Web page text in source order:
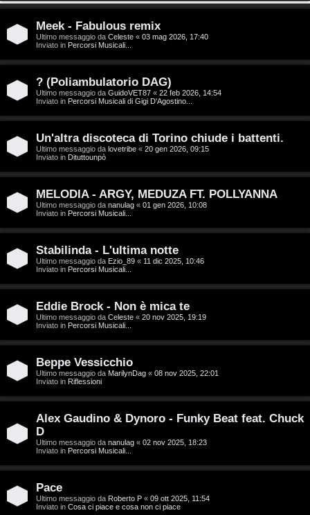
A
r
g
o
m
e
n
t
i
s
e
n
z
a
r
p
o
s
t
Meek - Fabulous remix
Ultimo messaggio da Celeste « 03 mag 2026, 17:40
Inviato in Percorsi Musicali...
? (Poliambulatorio DAG)
Ultimo messaggio da GuidoVET87 « 22 feb 2026, 14:54
Inviato in Percorsi Musicali di Gigi D'Agostino...
Un'altra discoteca di Torino chiude i battenti.
Ultimo messaggio da lovetribe « 20 gen 2026, 09:15
Inviato in Dituttounpò
MELODIA - ARGY, MEDUZA FT. POLLYANNA
Ultimo messaggio da nanulag « 01 gen 2026, 10:08
Inviato in Percorsi Musicali...
Stabilinda - L'ultima notte
Ultimo messaggio da Ezio_89 « 11 dic 2025, 10:46
Inviato in Percorsi Musicali...
Eddie Brock - Non è mica te
Ultimo messaggio da Celeste « 20 nov 2025, 19:19
Inviato in Percorsi Musicali...
Beppe Vessicchio
Ultimo messaggio da MarilynDag « 08 nov 2025, 22:01
Inviato in Riflessioni
Alex Gaudino & Dynoro - Funky Beat feat. Chuck
D
Ultimo messaggio da nanulag « 02 nov 2025, 18:23
Inviato in Percorsi Musicali...
Pace
Ultimo messaggio da Roberto P « 09 ott 2025, 11:54
Inviato in Cosa ci piace e cosa non ci piace
T
o
p
i
c
A
t
t
i
v
i
G
i
g
D
'
A
g
o
s